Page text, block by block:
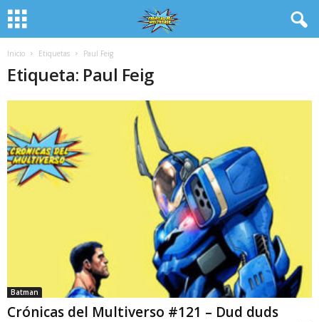
Inicio Etiquetas Paul Feig
Etiqueta: Paul Feig
Batman
Crónicas del Multiverso #121 – Dud duds